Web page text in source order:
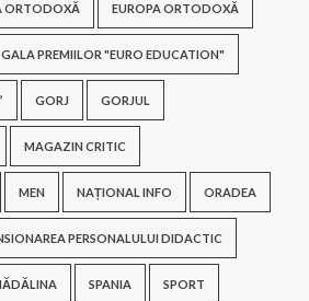
ORTODOXĂ EUROPA ORTODOXĂ
GALA PREMIILOR "EURO EDUCATION"
GORJ GORJUL
MAGAZIN CRITIC
MEN NAȚIONAL INFO ORADEA
PERSONALULUI DIDACTIC
SPANIA SPORT